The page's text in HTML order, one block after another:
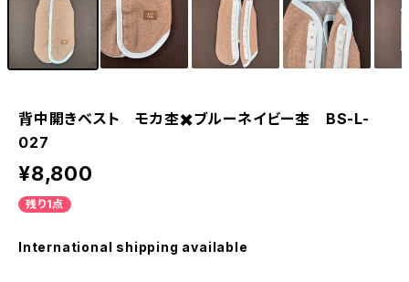
背中開きベスト モカ杢✖️ブルーネイビー杢 BS-L-
027
¥8,800
残り1点
International shipping available